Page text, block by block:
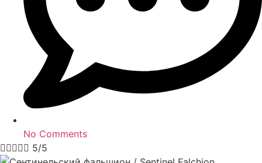
No Comments
 5/5